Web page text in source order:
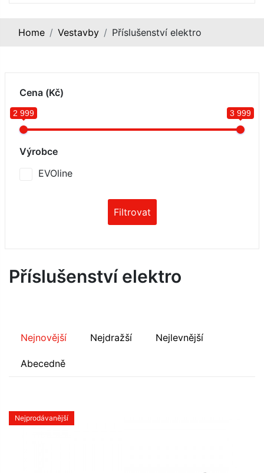
Home Vestavby Příslušenství elektro
Cena (Kč)
2 999 3 999
Výrobce
EVOline
Filtrovat
Příslušenství elektro
Nejnovější Nejdražší Nejlevnější
Abecedně
Nejprodávanější